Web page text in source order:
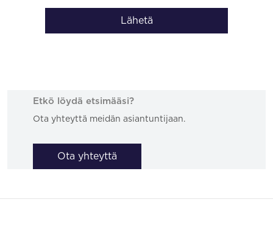
Lähetä
Etkö löydä etsimääsi?
Ota yhteyttä meidän asiantuntijaan.
Ota yhteyttä